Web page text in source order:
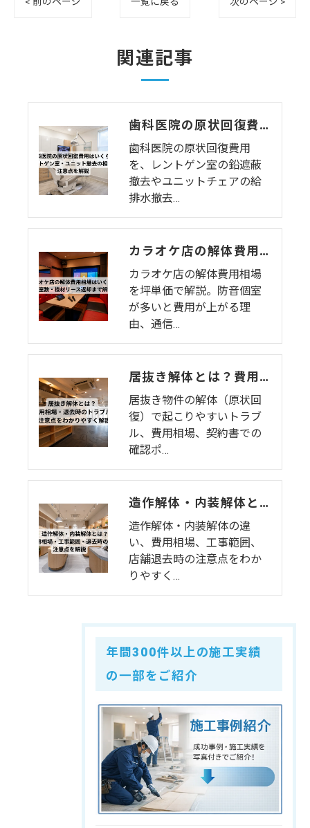
関連記事
歯科医院の原状回復費用はいくら？レントゲン室・ユニット撤去の相場と注意点を解説
歯科医院の原状回復費用
を、レントゲン室の鉛遮蔽
撤去やユニットチェアの給
排水撤去…
カラオケ店の解体費用相場はいくら？個室数・機材リース返却まで解説
カラオケ店の解体費用相場
を坪単価で解説。防音個室
が多いと費用が上がる理
由、通信…
居抜き解体とは？費用相場・退去時のトラブル・注意点をわかりやすく解説
居抜き物件の解体（原状回
復）で起こりやすいトラブ
ル、費用相場、契約書での
確認ポ…
造作解体・内装解体とは？費用相場・工事範囲・退去時の注意点を解説
造作解体・内装解体の違
い、費用相場、工事範囲、
店舗退去時の注意点をわか
りやすく…
年間300件以上の施工実績
の一部をご紹介